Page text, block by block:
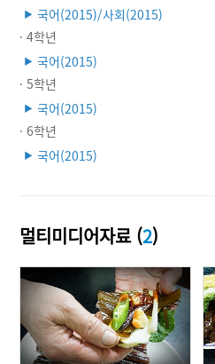
▶ 국어(2015)/사회(2015)
· 4학년
▶ 국어(2015)
· 5학년
▶ 국어(2015)
· 6학년
▶ 국어(2015)
멀티미디어자료 (2)